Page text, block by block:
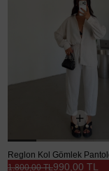
990,00 TL
1.800,00 TL